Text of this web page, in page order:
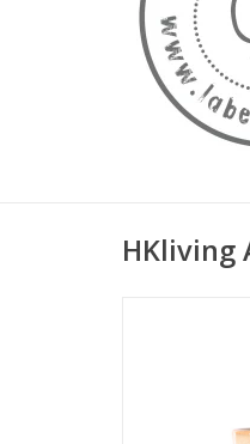
HKliving